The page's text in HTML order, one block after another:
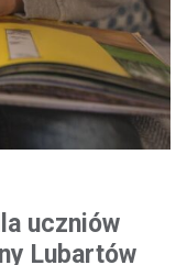
uczniów
Lubartów